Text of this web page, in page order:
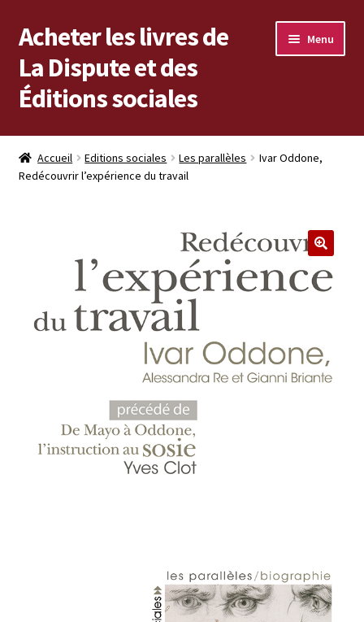
Aller
à
la
navigation
Aller
au
contenu
Acheter les livres de
La Dispute et des
Éditions sociales
Menu
Les livres en vente
Mon compte
Vers les Éditions sociales
Vers La Dispute
Accueil Editions sociales Les parallèles
Ivar Oddone,
Redécouvrir l’expérience du travail